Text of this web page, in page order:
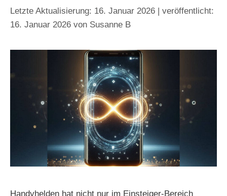
16. Januar 2026
16. Januar 2026 von Susanne B
Handyhelden hat nicht nur im Einsteiger-Bereich